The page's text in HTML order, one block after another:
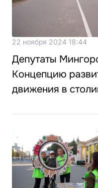
22 ноября 2024 18:44
Депутаты
Концепцию
движения в